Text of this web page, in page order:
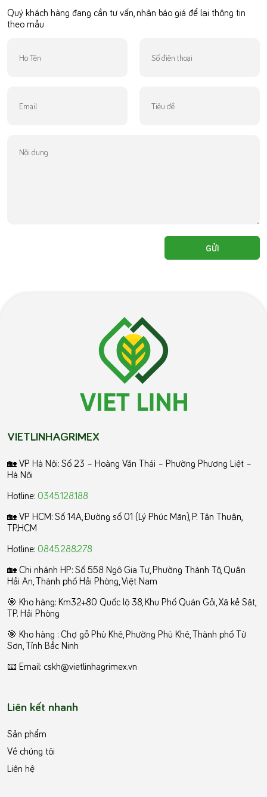
Quý khách hàng đang cần tư vấn, nhận báo giá để lại thông tin
theo mẫu
VIETLINHAGRIMEX
🏡 VP Hà Nội: Số 23 – Hoàng Văn Thái – Phường Phương Liệt –
Hà Nội
Hotline: 0345.128.188
🏡 VP HCM: Số 14A, Đường số 01 (Lý Phúc Mãn), P. Tân Thuận,
TP.HCM
Hotline: 0845.288.278
🏡 Chi nhánh HP: Số 558 Ngô Gia Tự, Phường Thành Tô, Quận
Hải An, Thành phố Hải Phòng, Việt Nam
🎯 Kho hàng: Km32+80 Quốc lộ 38, Khu Phố Quán Gỏi, Xã kẻ Sặt,
TP. Hải Phòng
️🎯 Kho hàng : Chợ gỗ Phù Khê, Phường Phù Khê, Thành phố Từ
Sơn, Tỉnh Bắc Ninh
📧 Email: cskh@vietlinhagrimex.vn
Liên kết nhanh
Sản phẩm
Về chúng tôi
Liên hệ